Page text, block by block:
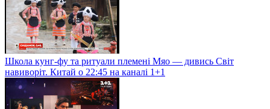
Школа кунг-фу та ритуали племені Мяо — дивись Світ
навиворіт. Китай о 22:45 на каналі 1+1